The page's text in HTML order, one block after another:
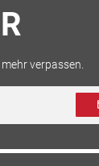
verpassen.